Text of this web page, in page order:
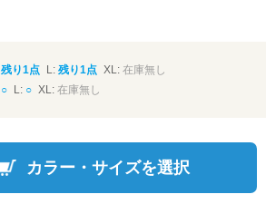
残り1点 L: 残り1点 XL: 在庫無し
○ L: ○ XL: 在庫無し
カラー・サイズを選択